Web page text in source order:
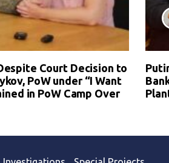
Court Decision to
PoW under “I Want
in PoW Camp Over